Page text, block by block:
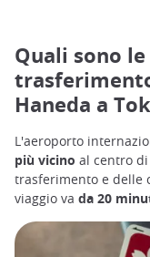
Quali sono
Haneda a
L'aeroporto
più vicino al centro di
trasferimento e delle
viaggio va da 20